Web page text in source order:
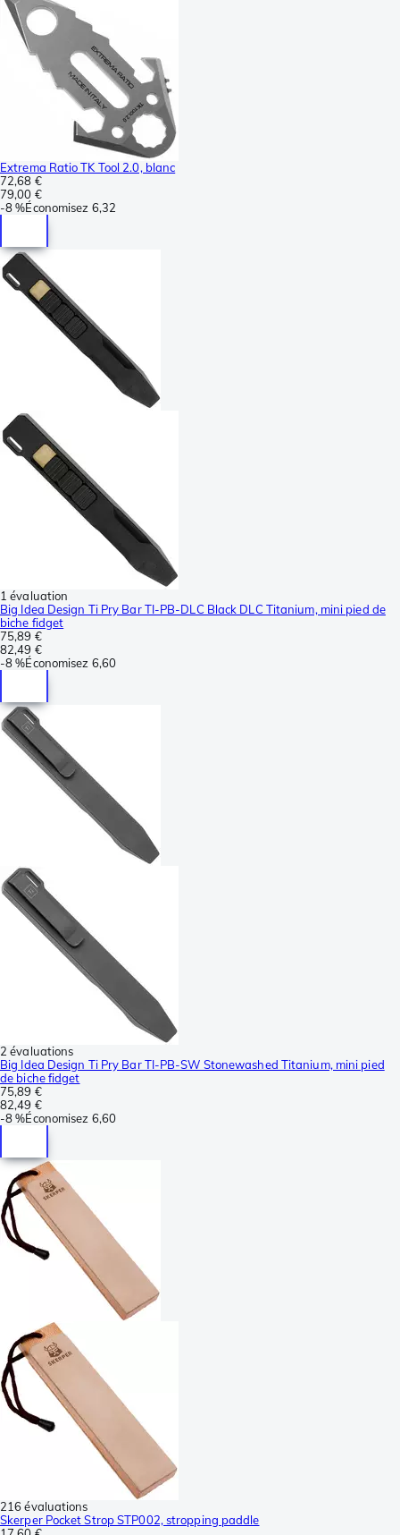
Extrema Ratio TK Tool 2.0, blanc
72,68 €
79,00 €
-8 %Économisez 6,32
1 évaluation
Big Idea Design Ti Pry Bar TI-PB-DLC Black DLC Titanium, mini pied de
biche fidget
75,89 €
82,49 €
-8 %Économisez 6,60
2 évaluations
Big Idea Design Ti Pry Bar TI-PB-SW Stonewashed Titanium, mini pied
de biche fidget
75,89 €
82,49 €
-8 %Économisez 6,60
216 évaluations
Skerper Pocket Strop STP002, stropping paddle